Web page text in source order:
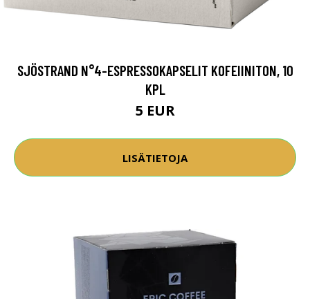
SJÖSTRAND N°4-ESPRESSOKAPSELIT KOFEIINITON, 10
KPL
5 EUR
LISÄTIETOJA